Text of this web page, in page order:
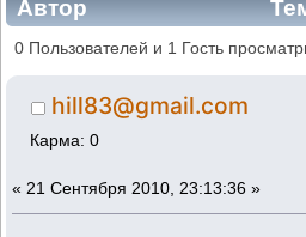
Автор
двойная балка
(Прочитано 4849 раз)
0 Пользователей и 1 Гость
hill83@gmail.com
Карма: 0
« 21 Сентября 2010, 23:13:36 »